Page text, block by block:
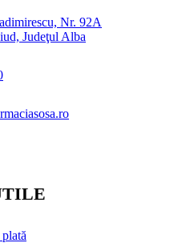
Nr. 92A
Judeţul Alba